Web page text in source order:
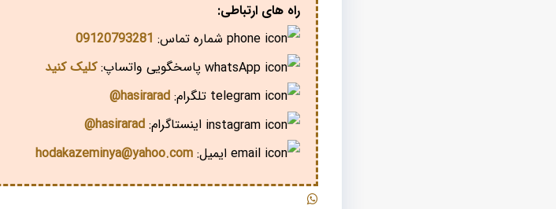
راه های ارتباطی:
شماره تماس: 09120793281
پاسخگویی واتساپ:کلیک کنید
تلگرام: hasirarad@
اینستاگرام: hasirarad@
ایمیل: hodakazeminya@yahoo.com